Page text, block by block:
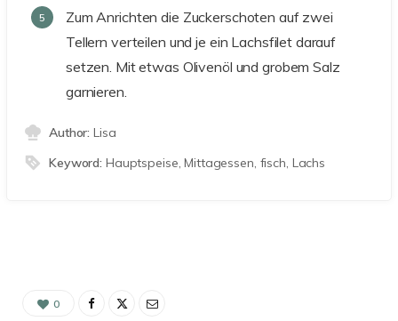
Zum Anrichten die Zuckerschoten auf zwei
Tellern verteilen und je ein Lachsfilet darauf
setzen. Mit etwas Olivenöl und grobem Salz
garnieren.
Author:Lisa
Keyword: Hauptspeise, Mittagessen, fisch, Lachs
0